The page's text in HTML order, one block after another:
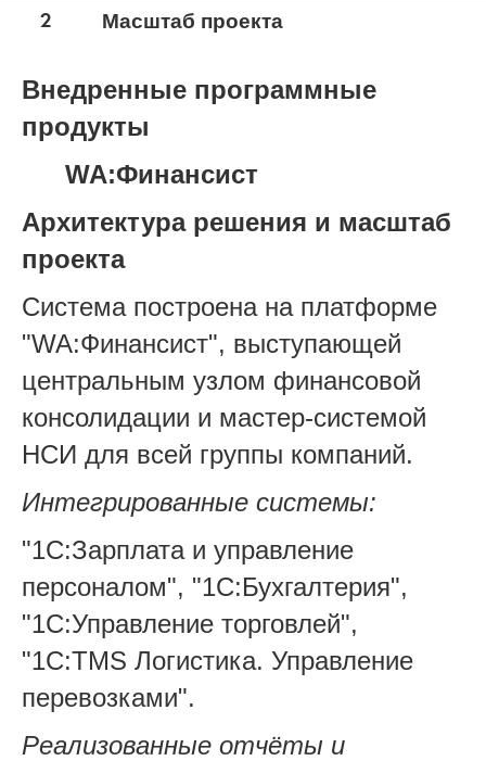
2 Масштаб проекта
Внедренные программные
продукты
WA:Финансист
Архитектура решения и масштаб
проекта
Система построена на платформе
"WA:Финансист", выступающей
центральным узлом финансовой
консолидации и мастер-системой
НСИ для всей группы компаний.
Интегрированные системы:
"1С:Зарплата и управление
персоналом", "1С:Бухгалтерия",
"1С:Управление торговлей",
"1С:TMS Логистика. Управление
перевозками".
Реализованные отчёты и